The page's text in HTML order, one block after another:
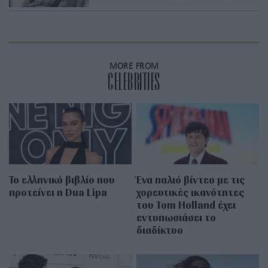
MORE FROM
CELEBRITIES
Το ελληνικό βιβλίο που
προτείνει η Dua Lipa
Ένα παλιό βίντεο με τις
χορευτικές ικανότητες
του Tom Holland έχει
εντυπωσιάσει το
διαδίκτυο